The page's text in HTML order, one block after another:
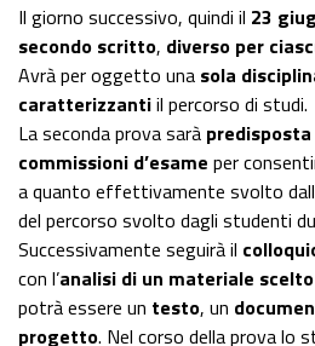
Il giorno successivo, quindi il 23
secondo scritto, diverso per
Avrà per oggetto una sola
caratterizzantiil percorso di studi.
La seconda prova sarà
commissioni d’esame per
a quanto effettivamente svolto
del percorso svolto dagli studenti
Successivamente seguirà il
con l’analisi di un materiale
potrà essere un testo, un
progetto. Nel corso della prova lo